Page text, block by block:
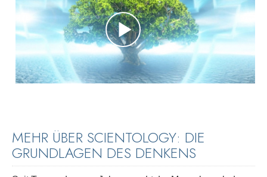
MEHR ÜBER SCIENTOLOGY: DIE
GRUNDLAGEN DES DENKENS